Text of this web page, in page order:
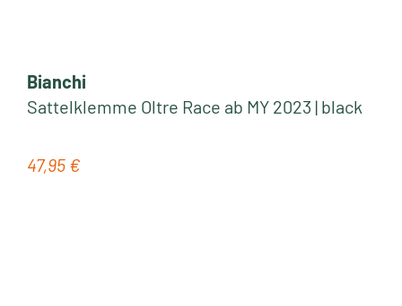
Bianchi
Sattelklemme Oltre Race ab MY 2023 | black
Regulärer Preis:
47,95 €